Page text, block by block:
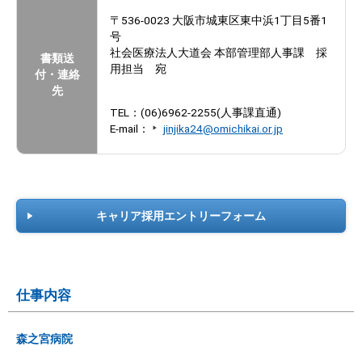
書類送
付・連絡
先
〒536-0023 大阪市城東区東中浜1丁目5番1
号
社会医療法人大道会 本部管理部人事課 採
用担当 宛
TEL：(06)6962-2255(人事課直通)
E-mail：
jinjika24@omichikai.or.jp
キャリア採用エントリーフォーム
仕事内容
森之宮病院